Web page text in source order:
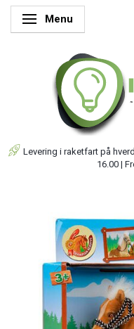
Skifte navigation
Menu
Levering i raketfart på
16.00 |